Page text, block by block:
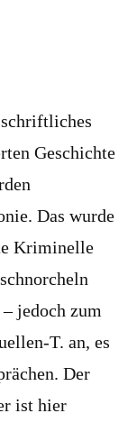
Geschichte
Das wurde
Kriminelle
jedoch zum
T. an, es
Der
ist hier